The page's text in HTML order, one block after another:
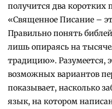
получится два коротких
«Священное Писание –
Правильно понять
лишь опираясь на
традицию». Разумеется,
возможных вариантов
показывает, насколько
язык, на котором